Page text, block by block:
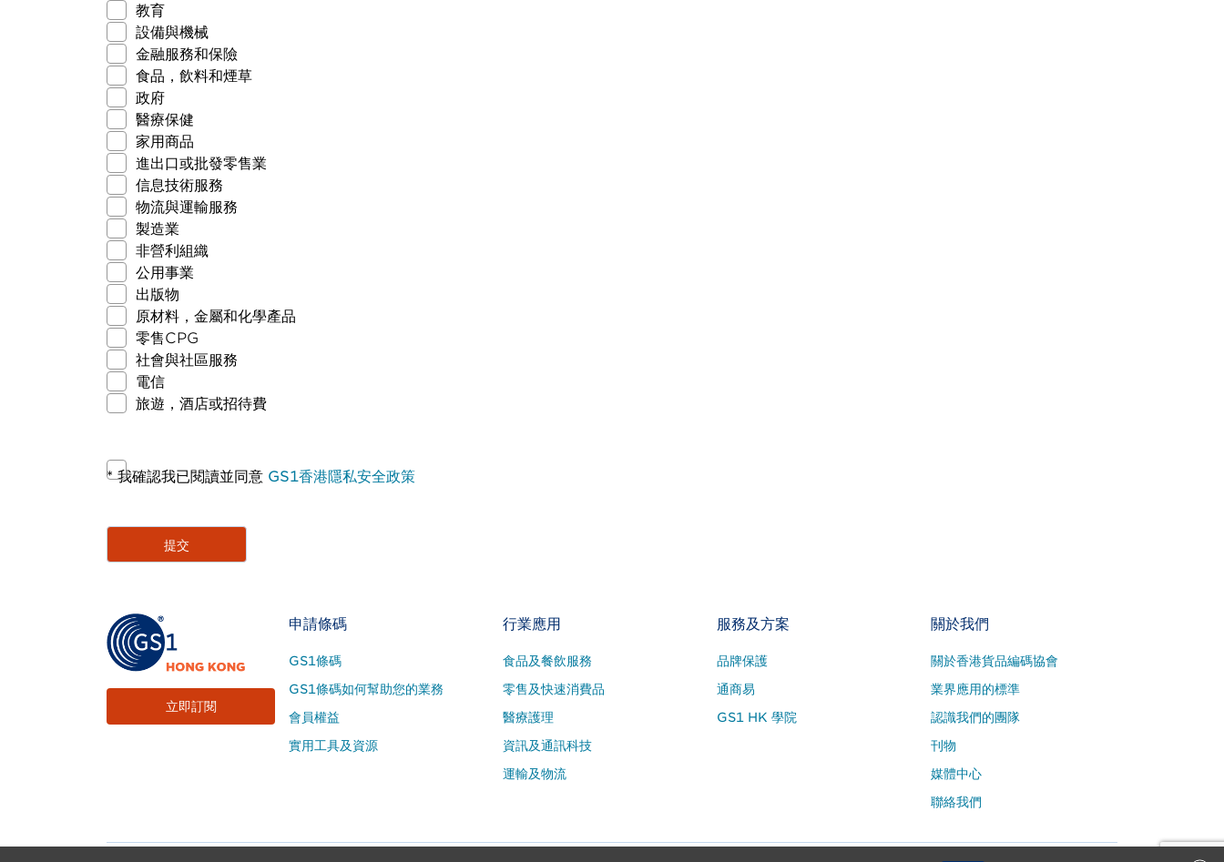
教育
設備與機械
金融服務和保險
食品，飲料和煙草
政府
醫療保健
家用商品
進出口或批發零售業
信息技術服務
物流與運輸服務
製造業
非營利組織
公用事業
出版物
原材料，金屬和化學產品
零售CPG
社會與社區服務
電信
旅遊，酒店或招待費
*我確認我已閱讀並同意 GS1香港隱私安全政策
立即訂閱
Footer
Site
Menu
申請條碼
GS1條碼
GS1條碼如何幫助您的業務
會員權益
實用工具及資源
行業應用
食品及餐飲服務
零售及快速消費品
醫療護理
資訊及通訊科技
運輸及物流
服務及方案
品牌保護
通商易
GS1 HK 學院
關於我們
關於香港貨品編碼協會
業界應用的標準
認識我們的團隊
刊物
媒體中心
聯絡我們